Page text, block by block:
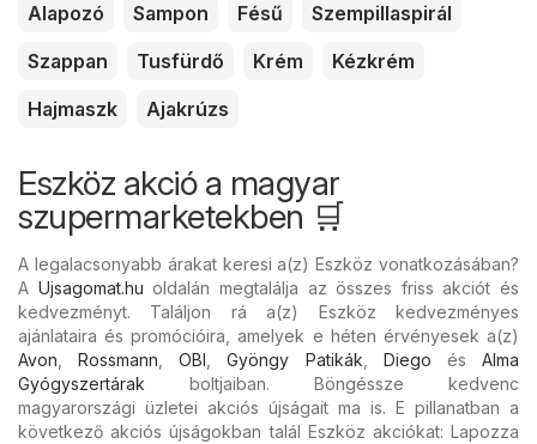
Alapozó
Sampon Fésű
Szempillaspirál
Szappan
Tusfürdő Krém
Kézkrém
Hajmaszk
Ajakrúzs
Eszköz akció a magyar
szupermarketekben 🛒
A legalacsonyabb árakat keresi a(z) Eszköz vonatkozásában?
A Ujsagomat.hu oldalán megtalálja az összes friss akciót és
kedvezményt. Találjon rá a(z) Eszköz kedvezményes
ajánlataira és promócióira, amelyek e héten érvényesek a(z)
Avon ,Rossmann ,OBI ,Gyöngy Patikák Diego ésAlma
Gyógyszertárak boltjaiban. Böngéssze kedvenc
magyarországi üzletei akciós újságait ma is. E pillanatban a
következő akciós újságokban talál Eszköz akciókat: Lapozza